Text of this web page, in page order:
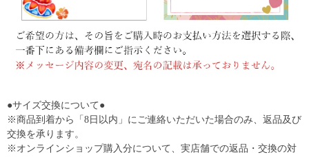
●サイズ交換について●
※商品到着から「8日以内」にご連絡いただいた場合のみ、返品及び
交換を承ります。
※オンラインショップ購入分について、実店舗での返品・交換の対